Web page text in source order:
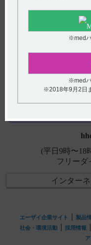
【ワソラン】 有効
加物などを教えてく
【デタントールR】
(選
※med
※med
※2018年9月2日
(平日9時〜
フリー
インター
エーザイ企業サイト 製品
社会・環境活動
採用情報